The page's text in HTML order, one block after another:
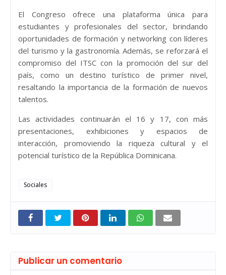
El Congreso ofrece una plataforma única para
estudiantes y profesionales del sector, brindando
oportunidades de formación y networking con líderes
del turismo y la gastronomía. Además, se reforzará el
compromiso del ITSC con la promoción del sur del
país, como un destino turístico de primer nivel,
resaltando la importancia de la formación de nuevos
talentos.
Las actividades continuarán el 16 y 17, con más
presentaciones, exhibiciones y espacios de
interacción, promoviendo la riqueza cultural y el
potencial turístico de la República Dominicana.
Sociales
Publicar un comentario